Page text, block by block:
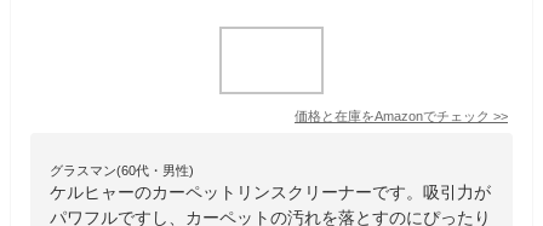
価格と在庫をAmazonでチェック >>
グラスマン(60代・男性)
ケルヒャーのカーペットリンスクリーナーです。吸引力が
パワフルですし、カーペットの汚れを落とすのにぴったり